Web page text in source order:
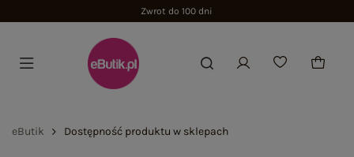
Zwrot do 100 dni
eButik Dostępność produktu w sklepach